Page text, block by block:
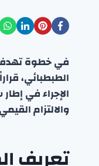
في خطوة تهدف
الطبطبائي،
الإجراء في
والالتزام